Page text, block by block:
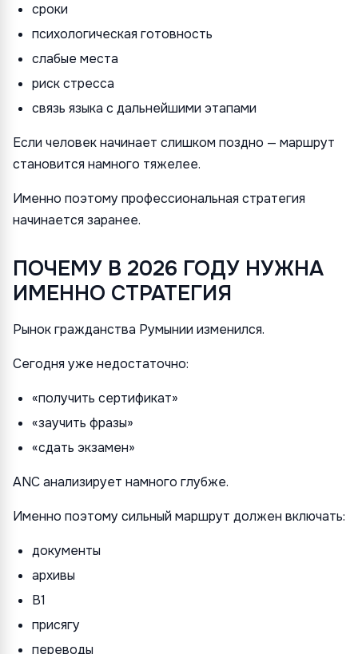
сроки
психологическая готовность
слабые места
риск стресса
связь языка с дальнейшими этапами
Если человек начинает слишком поздно — маршрут
становится намного тяжелее.
Именно поэтому профессиональная стратегия
начинается заранее.
ПОЧЕМУ В 2026 ГОДУ НУЖНА
ИМЕННО СТРАТЕГИЯ
Рынок гражданства Румынии изменился.
Сегодня уже недостаточно:
«получить сертификат»
«заучить фразы»
«сдать экзамен»
ANC анализирует намного глубже.
Именно поэтому сильный маршрут должен включать:
документы
архивы
B1
присягу
переводы